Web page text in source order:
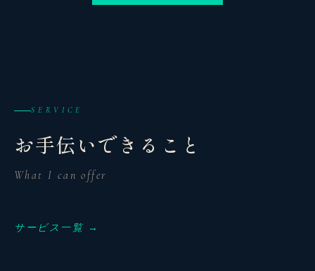
SERVICE
お手伝いできること
What I can offer
サービス一覧 →